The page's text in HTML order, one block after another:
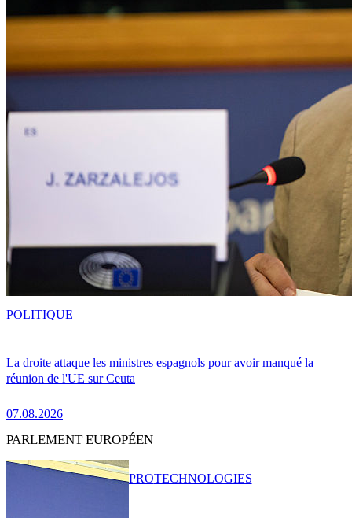
La droite attaque les ministres espagnols pour avoir manqué la
réunion de l'UE sur Ceuta
07.08.2026
POLITIQUE
PARLEMENT EUROPÉEN
PROTECHNOLOGIES